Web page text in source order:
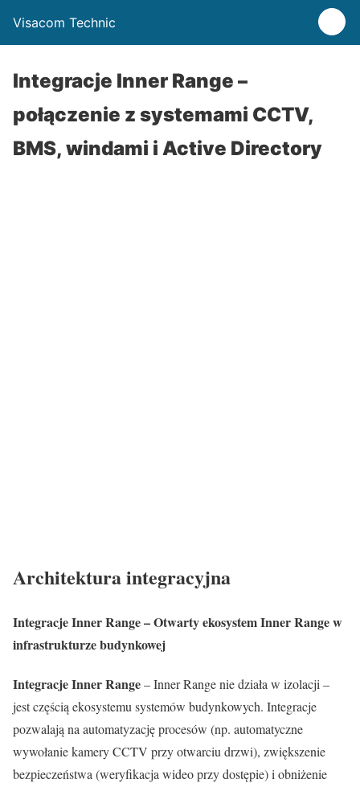
Visacom Technic
Integracje Inner Range –
połączenie z systemami CCTV,
BMS, windami i Active Directory
Architektura integracyjna
Integracje Inner Range – Otwarty ekosystem Inner Range w
infrastrukturze budynkowej
Integracje Inner Range– Inner Range nie działa w izolacji –
jest częścią ekosystemu systemów budynkowych. Integracje
pozwalają na automatyzację procesów (np. automatyczne
wywołanie kamery CCTV przy otwarciu drzwi), zwiększenie
bezpieczeństwa (weryfikacja wideo przy dostępie) i obniżenie